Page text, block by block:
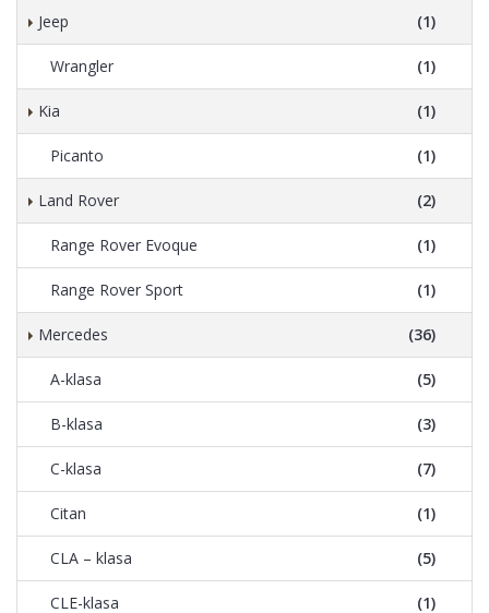
Jeep (1)
Wrangler (1)
Kia (1)
Picanto (1)
Land Rover (2)
Range Rover Evoque (1)
Range Rover Sport (1)
Mercedes (36)
A-klasa (5)
B-klasa (3)
C-klasa (7)
Citan (1)
CLA – klasa (5)
CLE-klasa (1)